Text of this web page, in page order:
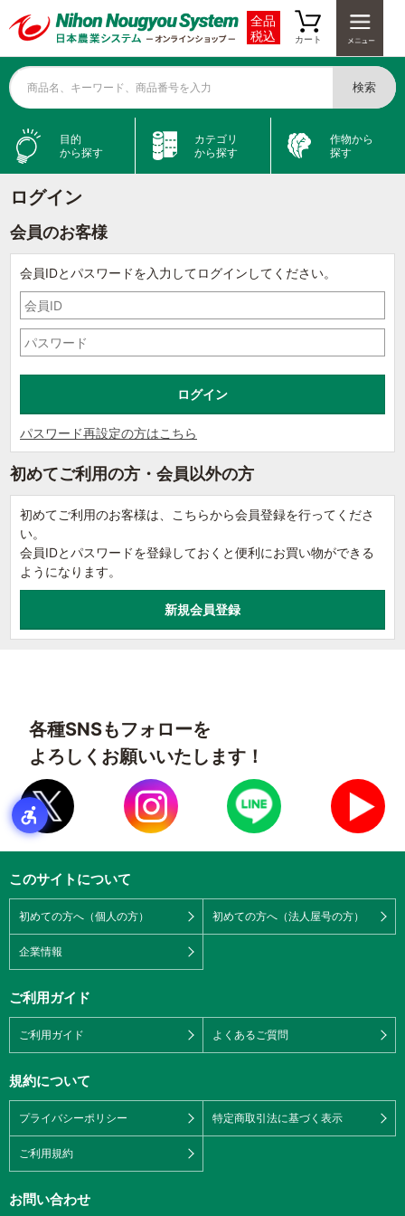
全品
税込
カート
商品名、キーワード、商品番号を入力 検索
目的
から探す
カテゴリ
から探す
作物から
探す
ログイン
会員のお客様
会員IDとパスワードを入力してログインしてください。
パスワード再設定の方はこちら
初めてご利用の方・会員以外の方
初めてご利用のお客様は、こちらから会員登録を行ってくださ
い。
会員IDとパスワードを登録しておくと便利にお買い物ができる
ようになります。
各種SNSもフォローを
よろしくお願いいたします！
このサイトについて
初めての方へ（個人の方） 初めての方へ（法人屋号の方）
企業情報
ご利用ガイド
ご利用ガイド よくあるご質問
規約について
プライバシーポリシー 特定商取引法に基づく表示
ご利用規約
お問い合わせ